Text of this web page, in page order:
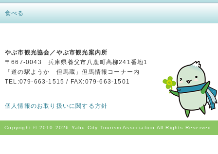
食べる
やぶ市観光協会／やぶ市観光案内所
〒667-0043 兵庫県養父市八鹿町高柳241番地1
「道の駅ようか 但馬蔵」但馬情報コーナー内
TEL:079-663-1515 / FAX:079-663-1501
個人情報のお取り扱いに関する方針
Copyright © 2010-2026 Yabu City Tourism Association All Rights Reserved.